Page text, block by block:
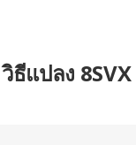
วิธีแปลง 8SVX